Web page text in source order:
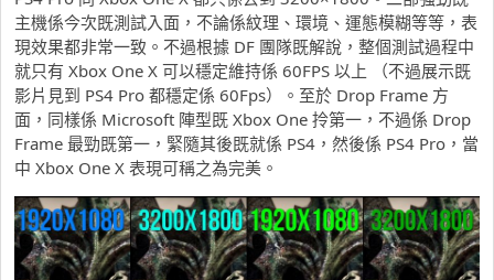
主機係今次既測試入面，不論係紋理、環境、運態模糊等等，表
現效果都非常一致。不過根據 DF 團隊既解說，整個測試過程中
就只有 Xbox One X 可以穩定維持係 60FPS 以上 （不過展示既
影片見到 PS4 Pro 都穩定係 60Fps）。至於 Drop Frame 方
面，同樣係 Microsoft 陣型既 Xbox One 拎第一，不過係 Drop
Frame 最勁既第一，緊隨其後既就係 PS4，然後係 PS4 Pro，當
中 Xbox One X 表現可稱之為完美。